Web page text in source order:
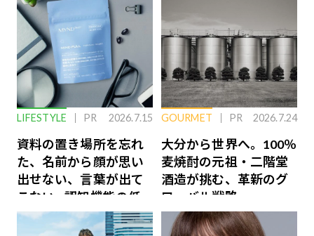
LIFESTYLE PR 2026.7.15
資料の置き場所を忘れ
た、名前から顔が思い
出せない、言葉が出て
こない…認知機能の低
下を救う、脳のインナ
ーケアとは
GOURMET PR 2026.7.24
大分から世界へ。100％
麦焼酎の元祖・二階堂
酒造が挑む、革新のグ
ローバル戦略